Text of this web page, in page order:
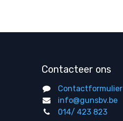
Contacteer ons
Contactformulier
info@gunsbv.be
014/ 423 823